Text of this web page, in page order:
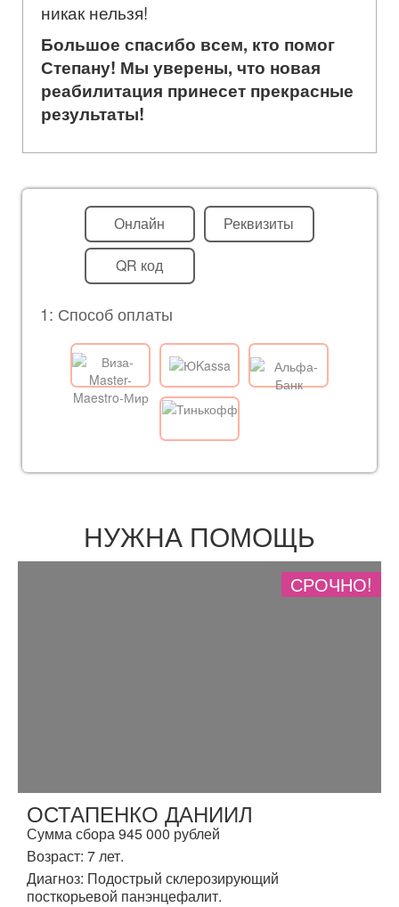
никак нельзя!
Большое спасибо всем, кто помог
Степану! Мы уверены, что новая
реабилитация принесет прекрасные
результаты!
Онлайн Реквизиты
QR код
1: Способ оплаты
НУЖНА ПОМОЩЬ
СРОЧНО!
ОСТАПЕНКО ДАНИИЛ
Сумма сбора 945 000 рублей
Возраст: 7 лет.
Диагноз: Подострый склерозирующий
посткорьевой панэнцефалит.